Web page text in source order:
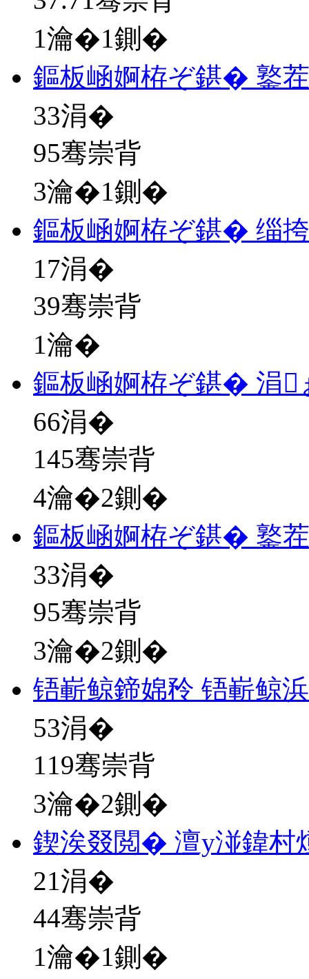
1瀹�1鍘�
鏂板崡婀栫ぞ鍖� 鐜
33涓�
95骞崇背
3瀹�1鍘�
鏂板崡婀栫ぞ鍖� 缁
17涓�
39骞崇背
1瀹�
鏂板崡婀栫ぞ鍖� 涓
66涓�
145骞崇背
4瀹�2鍘�
鏂板崡婀栫ぞ鍖� 鐜
33涓�
95骞崇背
3瀹�2鍘�
铻嶄鲸鍗婂矝 铻嶄鲸
53涓�
119骞崇背
3瀹�2鍘�
鍥涘叕閲� 澶у湴鍏村
21涓�
44骞崇背
1瀹�1鍘�